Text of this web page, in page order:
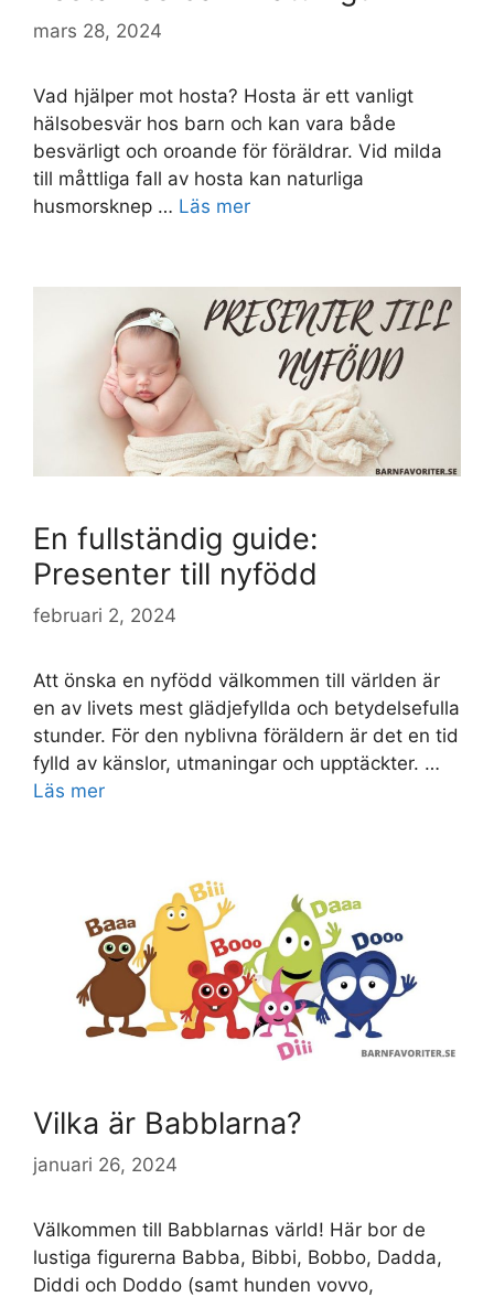
mars 28, 2024
Vad hjälper mot hosta? Hosta är ett vanligt
hälsobesvär hos barn och kan vara både
besvärligt och oroande för föräldrar. Vid milda
till måttliga fall av hosta kan naturliga
husmorsknep … Läs mer
En fullständig guide:
Presenter till nyfödd
februari 2, 2024
Att önska en nyfödd välkommen till världen är
en av livets mest glädjefyllda och betydelsefulla
stunder. För den nyblivna föräldern är det en tid
fylld av känslor, utmaningar och upptäckter. …
Läs mer
Vilka är Babblarna?
januari 26, 2024
Välkommen till Babblarnas värld! Här bor de
lustiga figurerna Babba, Bibbi, Bobbo, Dadda,
Diddi och Doddo (samt hunden vovvo,